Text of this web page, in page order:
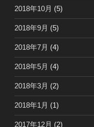
2018年10月 (5)
2018年9月 (5)
2018年7月 (4)
2018年5月 (4)
2018年3月 (2)
2018年1月 (1)
2017年12月 (2)